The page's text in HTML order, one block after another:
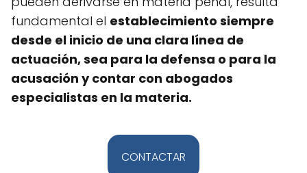
fundamental el establecimiento siempre
desde el inicio de una clara línea de
actuación, sea para la defensa o para la
acusación y contar con abogados
especialistas en la materia.
CONTACTAR